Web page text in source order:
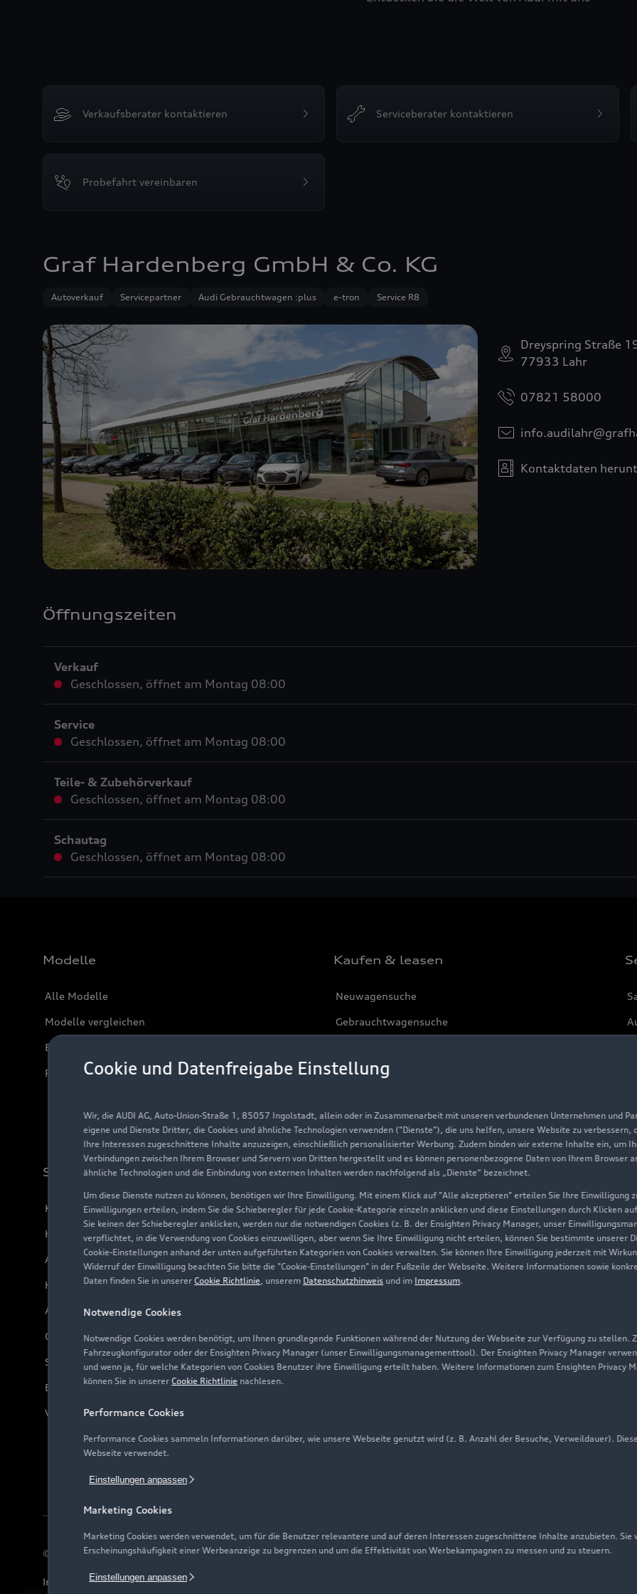
Cookie und Datenfreigabe Einstellung
Wir, die AUDI AG, Auto-Union-Straße 1, 85057 Ingolstadt, allein oder in Zusammenarbeit mit unseren verbundenen Unternehmen und
eigene und Dienste Dritter, die Cookies und ähnliche Technologien verwenden ("Dienste"), die uns helfen, unsere Website zu
Ihre Interessen zugeschnittene Inhalte anzuzeigen, einschließlich personalisierter Werbung. Zudem binden wir externe Inhalte ein, um
Verbindungen zwischen Ihrem Browser und Servern von Dritten hergestellt und es können personenbezogene Daten von Ihrem Browser
ähnliche Technologien und die Einbindung von externen Inhalten werden nachfolgend als „Dienste“ bezeichnet.
Um diese Dienste nutzen zu können, benötigen wir Ihre Einwilligung. Mit einem Klick auf "Alle akzeptieren" erteilen Sie Ihre Einwilligung
Einwilligungen erteilen, indem Sie die Schieberegler für jede Cookie-Kategorie einzeln anklicken und diese Einstellungen durch Klicken
Sie keinen der Schieberegler anklicken, werden nur die notwendigen Cookies (z. B. der Ensighten Privacy Manager, unser
verpflichtet, in die Verwendung von Cookies einzuwilligen, aber wenn Sie Ihre Einwilligung nicht erteilen, können Sie bestimmte unserer
Cookie-Einstellungen anhand der unten aufgeführten Kategorien von Cookies verwalten. Sie können Ihre Einwilligung jederzeit mit
Widerruf der Einwilligung beachten Sie bitte die "Cookie-Einstellungen" in der Fußzeile der Webseite. Weitere Informationen sowie
Daten finden Sie in unsererCookie Richtlinie, unserem Datenschutzhinweis und im Impressum.
Notwendige Cookies
Notwendige Cookies werden benötigt, um Ihnen grundlegende Funktionen während der Nutzung der Webseite zur Verfügung zu stellen.
Fahrzeugkonfigurator oder der Ensighten Privacy Manager (unser Einwilligungsmanagementtool). Der Ensighten Privacy Manager
und wenn ja, für welche Kategorien von Cookies Benutzer ihre Einwilligung erteilt haben. Weitere Informationen zum Ensighten Privacy
können Sie in unsererCookie Richtlinie nachlesen.
Performance Cookies
Performance Cookies sammeln Informationen darüber, wie unsere Webseite genutzt wird (z. B. Anzahl der Besuche, Verweildauer).
Webseite verwendet.
Einstellungen anpassen
Marketing Cookies
Marketing Cookies werden verwendet, um für die Benutzer relevantere und auf deren Interessen zugeschnittene Inhalte anzubieten. Sie
Erscheinungshäufigkeit einer Werbeanzeige zu begrenzen und um die Effektivität von Werbekampagnen zu messen und zu steuern.
Einstellungen anpassen
Verkaufsberater kontaktieren Serviceberater kontaktieren
Probefahrt vereinbaren
Graf Hardenberg GmbH & Co. KG
Autoverkauf Servicepartner Audi Gebrauchtwagen :plus e-tron Service R8
Dreyspring Straße
77933 Lahr
07821 58000
Kontaktdaten
Öffnungszeiten
Verkauf
Geschlossen, öffnet am Montag 08:00
Service
Geschlossen, öffnet am Montag 08:00
Teile- & Zubehörverkauf
Geschlossen, öffnet am Montag 08:00
Schautag
Geschlossen, öffnet am Montag 08:00
Modelle
Alle Modelle
Modelle vergleichen
Elektromodelle
Plug-in-Hybride
Kaufen & leasen
Neuwagensuche
Gebrauchtwagensuche
Finanzierung
Geschäftskunden
Support
Kundenservice
Händlersuche
Audi Code
Häufige Fragen (FAQ)
Audi Online Beratung
Online-Terminvereinbarung
Servicekontakt
Bordbuch & Bedienungsanleitungen
Verträge kündigen
Über Audi
Unternehmen
Karriere
Investor Relations
Presse & Media Center
Audi erleben
Newsletter
© 2026 AUDI AG. Alle Rechte vorbehalten
Impressum Rechtliches Hinweisgebersystem